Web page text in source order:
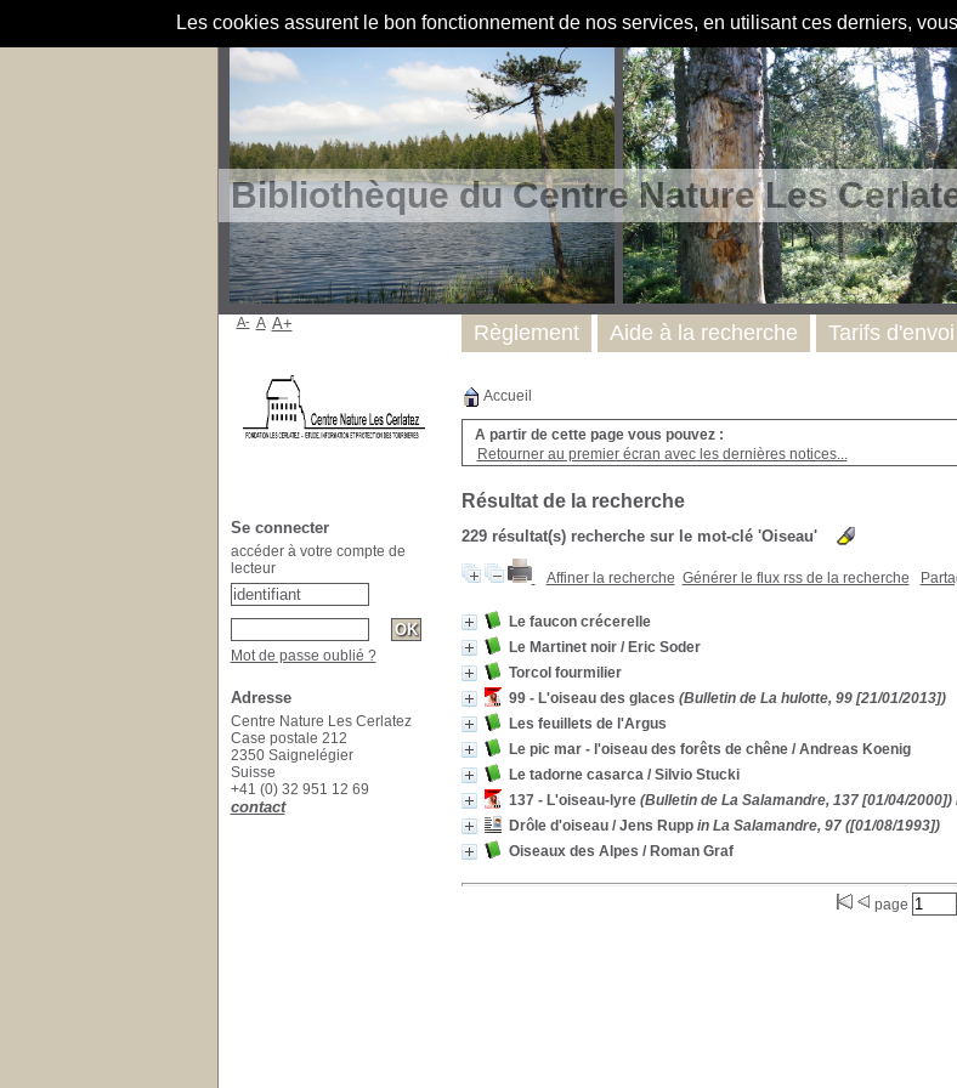
Les cookies assurent le bon fonctionnement de nos services, en utilisant ces derniers,
Bibliothèque du Centre Nature Les
Accueil
A partir de cette page vous pouvez :
Retourner au premier écran avec les dernières notices...
Résultat de la recherche
229 résultat(s) recherche sur le mot-clé 'Oiseau'
Affiner la recherche Générer le flux rss de la recherche
Le faucon crécerelle
Le Martinet noir/ Eric Soder
Torcol fourmilier
99 - L'oiseau des glaces (Bulletin de La hulotte, 99 [21/01/2013])
Les feuillets de l'Argus
Le pic mar - l'oiseau des forêts de chêne/ Andreas Koenig
Le tadorne casarca/ Silvio Stucki
137 - L'oiseau-lyre(Bulletin de La Salamandre, 137 [01/04/2000])
Drôle d'oiseau/ Jens Rupp in La Salamandre, 97 ([01/08/1993])
Oiseaux des Alpes / Roman Graf
page
Règlement Aide à la recherche Tarifs
A- A A+
Se connecter
accéder à votre compte de
lecteur
Mot de passe oublié ?
Adresse
Centre Nature Les Cerlatez
Case postale 212
2350 Saignelégier
Suisse
+41 (0) 32 951 12 69
contact